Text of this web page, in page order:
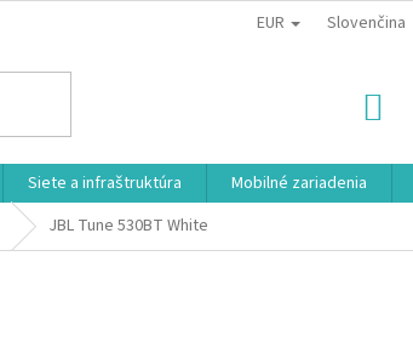
EUR Slovenčina
Siete a infraštruktúra Mobilné zariadenia
JBL Tune 530BT White